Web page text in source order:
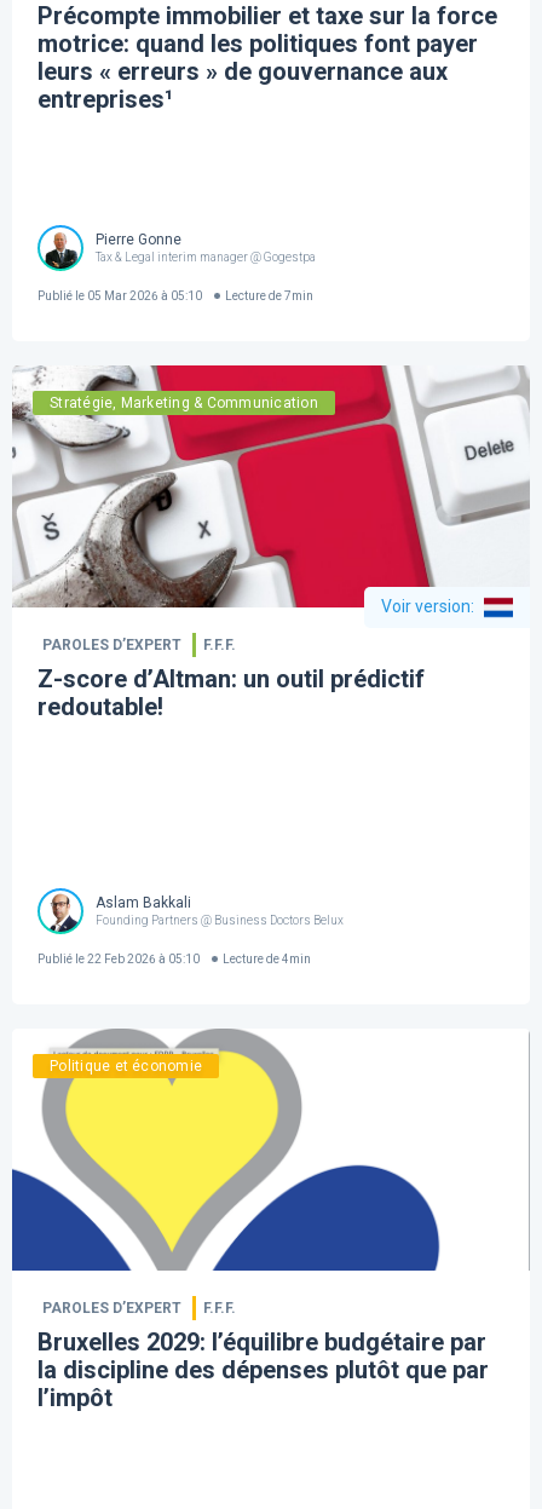
Précompte immobilier et taxe sur la force
motrice: quand les politiques font payer
leurs « erreurs » de gouvernance aux
entreprises¹
Pierre Gonne
Tax & Legal interim manager @ Gogestpa
Publié le 05 Mar 2026 à 05:10 Lecture de 7min
Stratégie, Marketing & Communication
Voir version:
PAROLES D’EXPERT F.F.F.
Z-score d’Altman: un outil prédictif
redoutable!
Aslam Bakkali
Founding Partners @ Business Doctors Belux
Publié le22 Feb 2026 à 05:10 Lecture de 4min
Politique et économie
PAROLES D’EXPERT F.F.F.
Bruxelles 2029: l’équilibre budgétaire par
la discipline des dépenses plutôt que par
l’impôt